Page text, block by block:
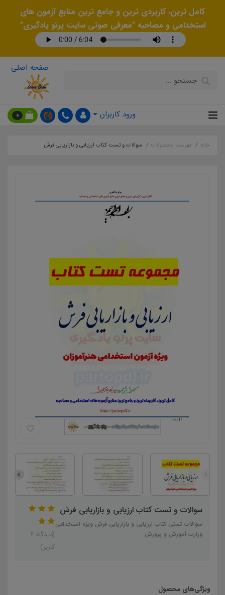
کامل ترین، کاربردی ترین و جامع ترین منابع آزمون های
استخدامی و مصاحبه "معرفی صوتی سایت پرتو یادگیری"
صفحه اصلی
ورود کاربران 0
خانه فهرست محصولات سوالات و تست کتاب ارزیابی و بازاریابی فرش
سوالات و تست کتاب ارزیابی و بازاریابی فرش
سوالات تستی کتاب ارزیابی و بازاریابی فرش ویژه استخدامی
وزارت آموزش و پرورش
(دیدگاه 2
کاربر)
ویژگی‌های محصول